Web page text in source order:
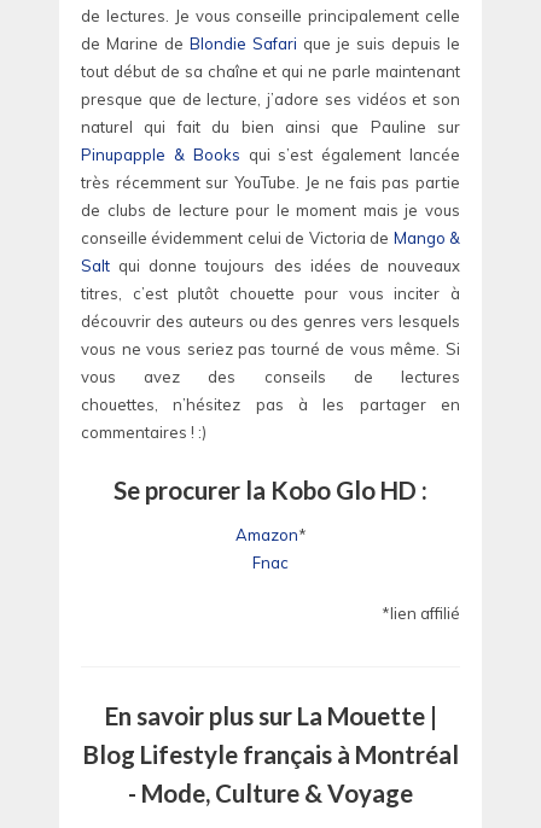
de lectures. Je vous conseille principalement celle
de Marine de Blondie Safari que je suis depuis le
tout début de sa chaîne et qui ne parle maintenant
presque que de lecture, j’adore ses vidéos et son
naturel qui fait du bien ainsi que Pauline sur
Pinupapple & Books qui s’est également lancée
très récemment sur YouTube. Je ne fais pas partie
de clubs de lecture pour le moment mais je vous
conseille évidemment celui de Victoria de Mango &
Salt qui donne toujours des idées de nouveaux
titres, c’est plutôt chouette pour vous inciter à
découvrir des auteurs ou des genres vers lesquels
vous ne vous seriez pas tourné de vous même. Si
vous avez des conseils de lectures
chouettes, n’hésitez pas à les partager en
commentaires ! :)
Se procurer la Kobo Glo HD :
Amazon*
Fnac
*lien affilié
En savoir plus sur La Mouette |
Blog Lifestyle français à Montréal
- Mode, Culture & Voyage